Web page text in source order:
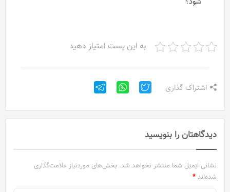
به این پست امتیاز دهید
اشتراک گذاری
دیدگاهتان را بنویسید
نشانی ایمیل شما منتشر نخواهد شد. بخش‌های موردنیاز علامت‌گذاری
شده‌اند *